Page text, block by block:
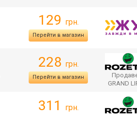
129 грн.
Перейти в магазин
228 грн.
Перейти в магазин
GRAND
311 грн.